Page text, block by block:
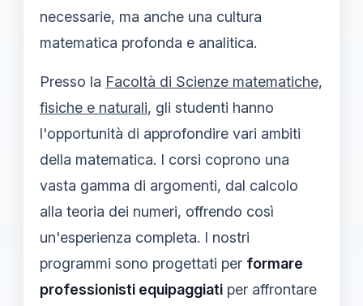
necessarie, ma anche una cultura
matematica profonda e analitica.
Presso la Facoltà di Scienze matematiche,
fisiche e naturali, gli studenti hanno
l'opportunità di approfondire vari ambiti
della matematica. I corsi coprono una
vasta gamma di argomenti, dal calcolo
alla teoria dei numeri, offrendo così
un'esperienza completa. I nostri
programmi sono progettati per formare
professionisti equipaggiati per affrontare